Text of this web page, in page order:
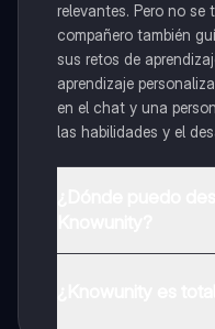
relevantes. Pero no se
compañero también
sus retos de
aprendizaje
en el chat y una
las habilidades y el